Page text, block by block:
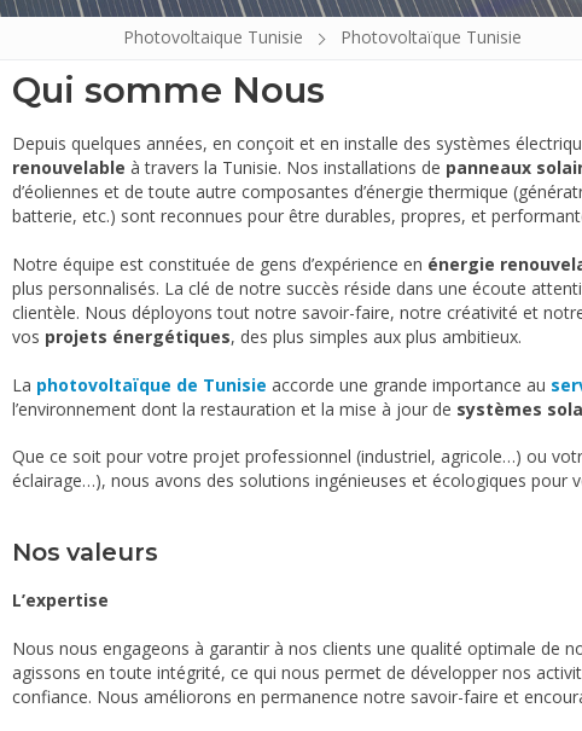
Accueil
Services
Blog
Photovoltaique Tunisie Photovoltaïque Tunisie
Qui somme Nous
Depuis quelques années, en conçoit et en installe des systèmes
renouvelable à travers la Tunisie. Nos installations de panneaux
d’éoliennes et de toute autre composantes d’énergie thermique
batterie, etc.) sont reconnues pour être durables, propres, et
Notre équipe est constituée de gens d’expérience en énergie
plus personnalisés. La clé de notre succès réside dans une écoute
clientèle. Nous déployons tout notre savoir-faire, notre créativité et
vos projets énergétiques, des plus simples aux plus ambitieux.
La photovoltaïque de Tunisie accorde une grande importance au
l’environnement dont la restauration et la mise à jour de systèmes
Que ce soit pour votre projet professionnel (industriel, agricole…) ou
éclairage…), nous avons des solutions ingénieuses et écologiques pour
Nos valeurs
L’expertise
Nous nous engageons à garantir à nos clients une qualité optimale de
agissons en toute intégrité, ce qui nous permet de développer nos
confiance. Nous améliorons en permanence notre savoir-faire et